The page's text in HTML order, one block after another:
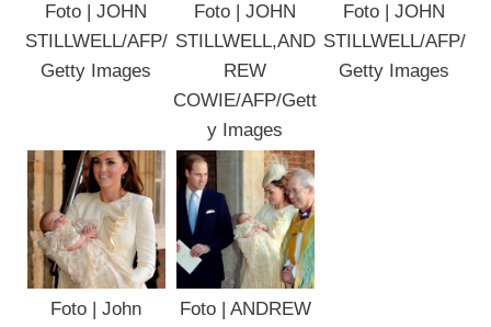
Foto | JOHN
STILLWELL/AFP/
Getty Images
Foto | JOHN
STILLWELL,AND
REW
COWIE/AFP/Gett
y Images
Foto | JOHN
STILLWELL/AFP/
Getty Images
Foto | John
Foto | ANDREW